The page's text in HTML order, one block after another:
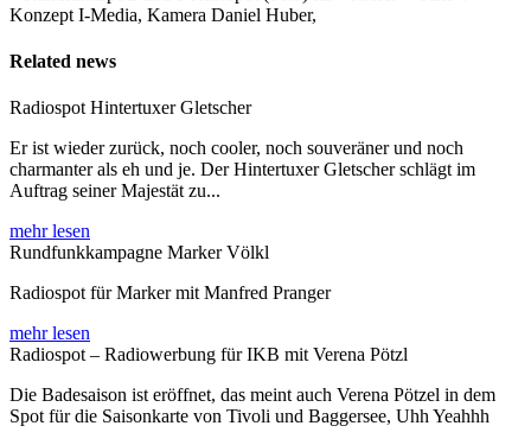
Konzept I-Media, Kamera Daniel Huber,
Related news
Radiospot Hintertuxer Gletscher
Er ist wieder zurück, noch cooler, noch souveräner und noch
charmanter als eh und je. Der Hintertuxer Gletscher schlägt im
Auftrag seiner Majestät zu...
mehr lesen
Rundfunkkampagne Marker Völkl
Radiospot für Marker mit Manfred Pranger
mehr lesen
Radiospot – Radiowerbung für IKB mit Verena Pötzl
Die Badesaison ist eröffnet, das meint auch Verena Pötzel in dem
Spot für die Saisonkarte von Tivoli und Baggersee, Uhh Yeahhh